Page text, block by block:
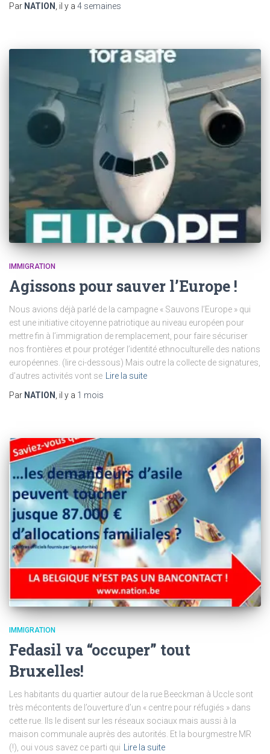
Par NATION , il y a 4 semaines
IMMIGRATION
Agissons pour sauver l’Europe !
Nous avions déjà parlé de la campagne « Sauvons l’Europe » qui
est une initiative citoyenne patriotique au niveau européen pour
mettre fin à l’immigration de remplacement, pour faire sécuriser
nos frontières et pour protéger l’identité ethnoculturelle des nations
européennes. (lire ci-dessous) Mais outre la collecte de signatures,
d’autres activités vont se Lire la suite
Par NATION , il y a 1 mois
IMMIGRATION
Fedasil va “occuper” tout
Bruxelles!
Les habitants du quartier autour de la rue Beeckman à Uccle sont
très mécontents de l’ouverture d’un « centre pour réfugiés » dans
cette rue. Ils le disent sur les réseaux sociaux mais aussi à la
maison communale auprès des autorités. Et la bourgmestre MR
(!), oui vous savez ce parti qui
Lire la suite